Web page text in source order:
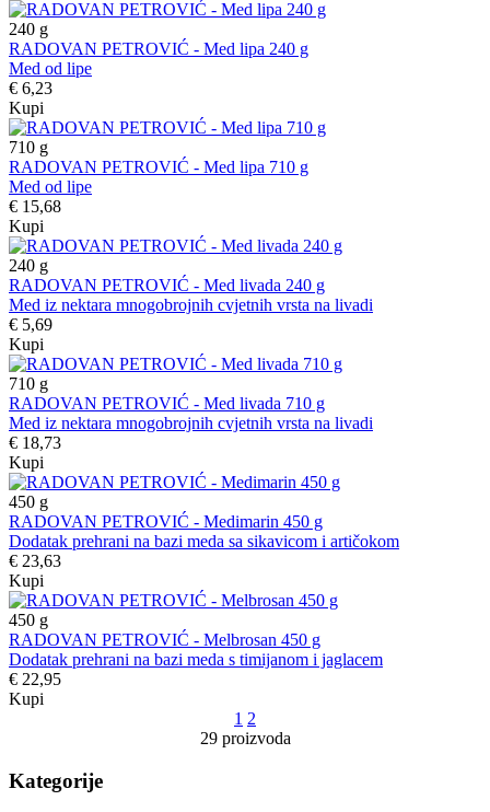
240 g
RADOVAN PETROVIĆ - Med lipa 240 g
Med od lipe
€ 6,23
Kupi
710 g
RADOVAN PETROVIĆ - Med lipa 710 g
Med od lipe
€ 15,68
Kupi
240 g
RADOVAN PETROVIĆ - Med livada 240 g
Med iz nektara mnogobrojnih cvjetnih vrsta na livadi
€ 5,69
Kupi
710 g
RADOVAN PETROVIĆ - Med livada 710 g
Med iz nektara mnogobrojnih cvjetnih vrsta na livadi
€ 18,73
Kupi
450 g
RADOVAN PETROVIĆ - Medimarin 450 g
Dodatak prehrani na bazi meda sa sikavicom i artičokom
€ 23,63
Kupi
450 g
RADOVAN PETROVIĆ - Melbrosan 450 g
Dodatak prehrani na bazi meda s timijanom i jaglacem
€ 22,95
Kupi
1 2
29 proizvoda
Kategorije